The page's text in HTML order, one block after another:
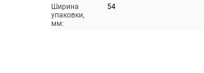
Ширина
упаковки,
мм:
54